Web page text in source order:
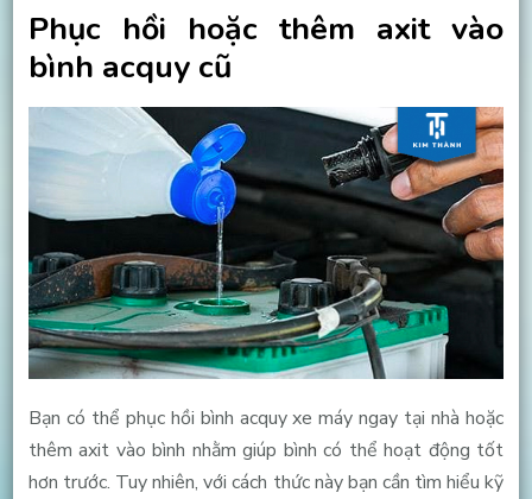
Phục hồi hoặc thêm axit vào
bình acquy cũ
Bạn có thể phục hồi bình acquy xe máy ngay tại nhà hoặc
thêm axit vào bình nhằm giúp bình có thể hoạt động tốt
hơn trước. Tuy nhiên, với cách thức này bạn cần tìm hiểu kỹ